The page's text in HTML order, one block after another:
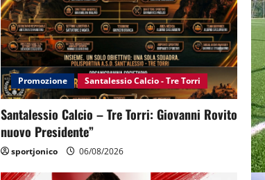
Promozione Santalessio Calcio - Tre Torri
Santalessio Calcio – Tre Torri: Giovanni Rovito
nuovo Presidente”
sportjonico 06/08/2026